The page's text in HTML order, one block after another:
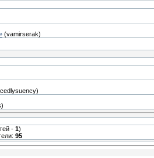
(vamirserak)
)
)
- 1)
95